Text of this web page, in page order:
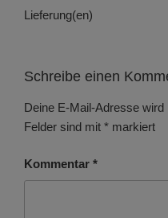
Lieferung(en)
Schreibe einen
Deine E-Mail-Adresse wird
Felder sind mit * markiert
Kommentar *